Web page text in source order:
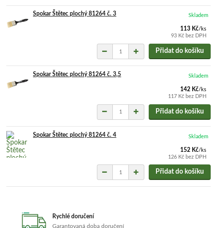
Spokar Štětec plochý 81264 č. 3
113 Kč/ks
93 Kč bez DPH
Skladem
Přidat do košíku
Spokar Štětec plochý 81264 č. 3,5
142 Kč/ks
117 Kč bez DPH
Skladem
Přidat do košíku
Spokar Štětec plochý 81264 č. 4
152 Kč/ks
126 Kč bez DPH
Skladem
Přidat do košíku
Rychlé doručení
Garantovaná doba doručení